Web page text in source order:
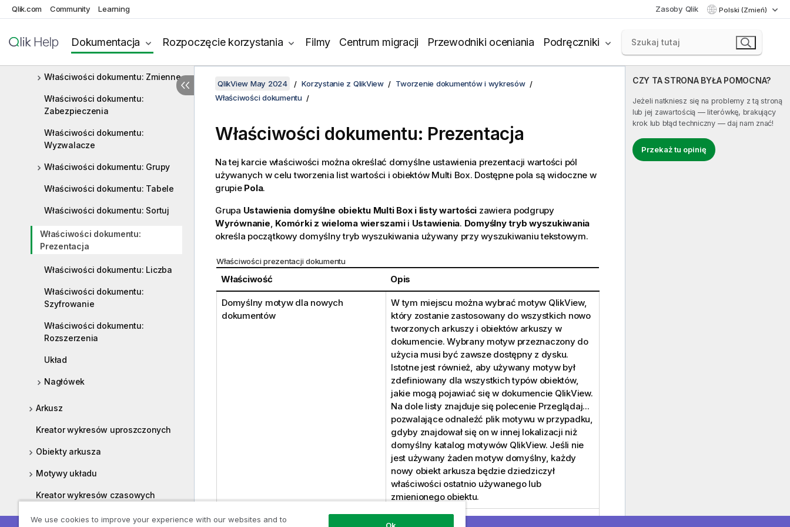
Qlik.com Community Learning Zasoby Qlik Polski (Zmień)
Dokumentacja Rozpoczęcie korzystania Filmy Centrum migracji Przewodniki oceniania Podręczniki
Otwieranie
Właściwości dokumentu: Serwer
Właściwości dokumentu: Zmienne
Właściwości dokumentu:
Zabezpieczenia
Właściwości dokumentu:
Wyzwalacze
Właściwości dokumentu: Grupy
Właściwości dokumentu: Tabele
Właściwości dokumentu: Sortuj
Właściwości dokumentu:
Prezentacja
Właściwości dokumentu: Liczba
Właściwości dokumentu:
Szyfrowanie
Właściwości dokumentu:
Rozszerzenia
Układ
Nagłówek
Arkusz
Kreator wykresów uproszczonych
Obiekty arkusza
Motywy układu
Kreator wykresów czasowych
Kreator wykresów statystycznych
CZY TA STRONA BYŁA POMOCNA?
Jeżeli natkniesz się na problemy z tą stroną
lub jej zawartością — literówkę, brakujący
krok lub błąd techniczny — daj nam znać!
Przekaż tu opinię
QlikView May 2024 Korzystanie z QlikView
Tworzenie dokumentów i wykresów
Właściwości dokumentu
Właściwości dokumentu: Prezentacja
Na tej karcie właściwości można określać domyślne ustawienia prezentacji wartości pól
używanych w celu tworzenia list wartości i obiektów Multi Box. Dostępne pola są widoczne w
grupie Pola.
Grupa Ustawienia domyślne obiektu Multi Box i listy wartości zawiera podgrupy
Wyrównanie, Komórki z wieloma wierszamii Ustawienia. Domyślny tryb wyszukiwania
określa początkowy domyślny tryb wyszukiwania używany przy wyszukiwaniu tekstowym.
Właściwości prezentacji dokumentu
Właściwość Opis
Domyślny motyw dla nowych
dokumentów
W tym miejscu można wybrać motyw QlikView,
który zostanie zastosowany do wszystkich nowo
tworzonych arkuszy i obiektów arkuszy w
dokumencie. Wybrany motyw przeznaczony do
użycia musi być zawsze dostępny z dysku.
Istotne jest również, aby używany motyw był
zdefiniowany dla wszystkich typów obiektów,
jakie mogą pojawiać się w dokumencie QlikView.
Na dole listy znajduje się polecenie Przeglądaj...
pozwalające odnaleźć plik motywu w przypadku,
gdyby znajdował się on w innej lokalizacji niż
domyślny katalog motywów QlikView. Jeśli nie
jest używany żaden motyw domyślny, każdy
nowy obiekt arkusza będzie dziedziczył
właściwości ostatnio używanego lub
zmienionego obiektu.
Wyrównanie Domyślne wyrównanie wartości pola można
We use cookies to improve your experience with our websites and to